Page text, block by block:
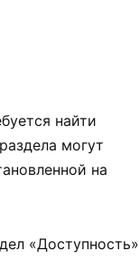
найти
могут
на
«Доступность»